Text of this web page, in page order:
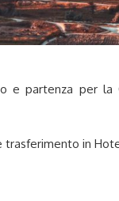
e partenza per la
trasferimento in